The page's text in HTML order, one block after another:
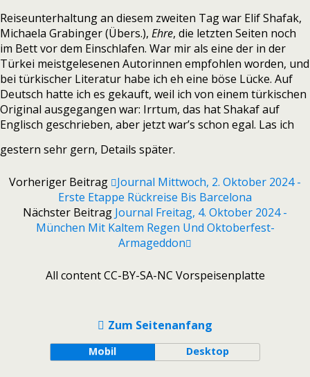
Reiseunterhaltung an diesem zweiten Tag war Elif Shafak,
Michaela Grabinger (Übers.), Ehre, die letzten Seiten noch
im Bett vor dem Einschlafen. War mir als eine der in der
Türkei meistgelesenen Autorinnen empfohlen worden, und
bei türkischer Literatur habe ich eh eine böse Lücke. Auf
Deutsch hatte ich es gekauft, weil ich von einem türkischen
Original ausgegangen war: Irrtum, das hat Shakaf auf
Englisch geschrieben, aber jetzt war’s schon egal. Las ich
gestern sehr gern, Details später.
Vorheriger Beitrag
Journal Mittwoch, 2. Oktober 2024 -
Erste Etappe Rückreise Bis Barcelona
Nächster Beitrag Journal Freitag, 4. Oktober 2024 -
München Mit Kaltem Regen Und Oktoberfest-
Armageddon
All content CC-BY-SA-NC Vorspeisenplatte
Zum Seitenanfang
Mobil Desktop